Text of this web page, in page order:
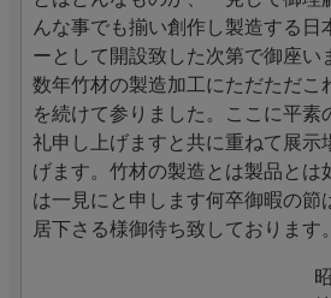
んな事でも揃い創作し製造する日
ーとして開設致した次第で御座い
数年竹材の製造加工にただただこ
を続けて参りました。ここに平素
礼申し上げますと共に重ねて展示
げます。竹材の製造とは製品とは
は一見にと申します何卒御暇の節
居下さる様御待ち致しております。